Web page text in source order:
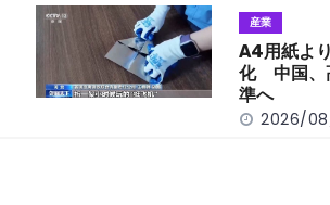
産業
A4用紙よ
化 中国、
準へ
2026/